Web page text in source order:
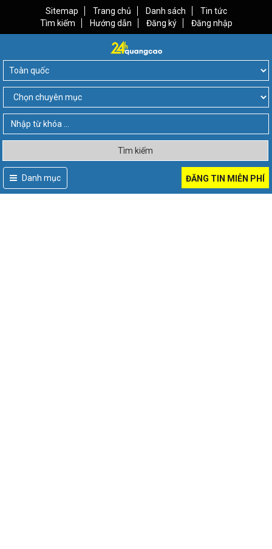
Sitemap Trang chủ Danh sách
Tin tức
Tìm kiếm
Hướng dẫn Đăng ký Đăng nhập
Tìm kiếm
Danh mục ĐĂNG TIN MIỄN PHÍ